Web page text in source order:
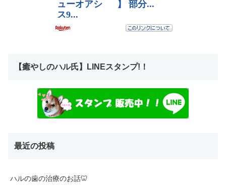
【癒やしのハル氏】LINEスタンプ!！
最近の投稿
ハルの歯の治療のお話🦷